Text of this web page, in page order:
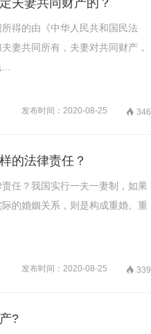
夫妻共同财产的？
得的由《中华人民共和国民法
妻共同所有，夫妻对共同财产，
发布时间：2020-08-25 
的法律责任？
任？我国实行一夫一妻制，如果
的婚姻关系，则是构成重婚。重
发布时间：2020-08-25 
?